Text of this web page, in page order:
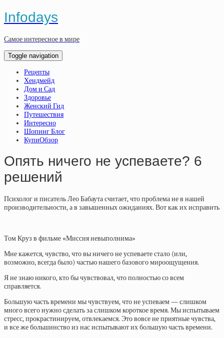
Infodays
Самое интересное в мире
Toggle navigation
Рецепты
Хендмейд
Дом и Сад
Здоровье
Женский Гид
Путешествия
Интересно
Шопинг Блог
КупиОбзор
Опять ничего не успеваете? 6
решений
Психолог и писатель Лео Бабаута считает, что проблема не в нашей
производительности, а в завышенных ожиданиях. Вот как их исправить
Том Круз в фильме «Миссия невыполнима»
Мне кажется, чувство, что вы ничего не успеваете стало (или,
возможно, всегда было) частью нашего базового мироощущения.
Я не знаю никого, кто бы чувствовал, что полностью со всем
справляется.
Большую часть времени мы чувствуем, что не успеваем — слишком
много всего нужно сделать за слишком короткое время. Мы испытываем
стресс, прокрастинируем, отвлекаемся. Это вовсе не приятные чувства,
и все же большинство из нас испытывают их большую часть времени.